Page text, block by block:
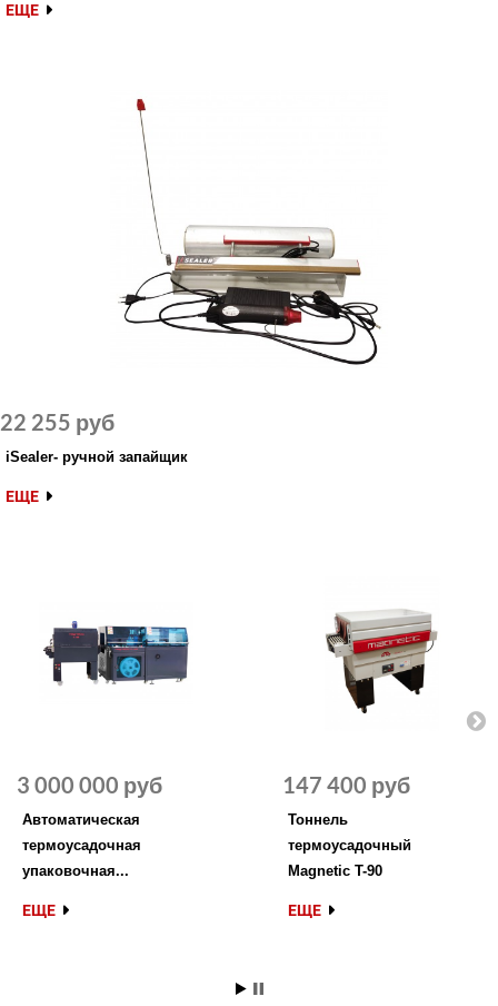
ЕЩЕ
iSealer- ручной запайщик
22 255 руб
ЕЩЕ
Автоматическая
термоусадочная
упаковочная...
3 000 000 руб
ЕЩЕ
Тоннель
термоусадочный
Magnetic T-90
147 400 руб
ЕЩЕ